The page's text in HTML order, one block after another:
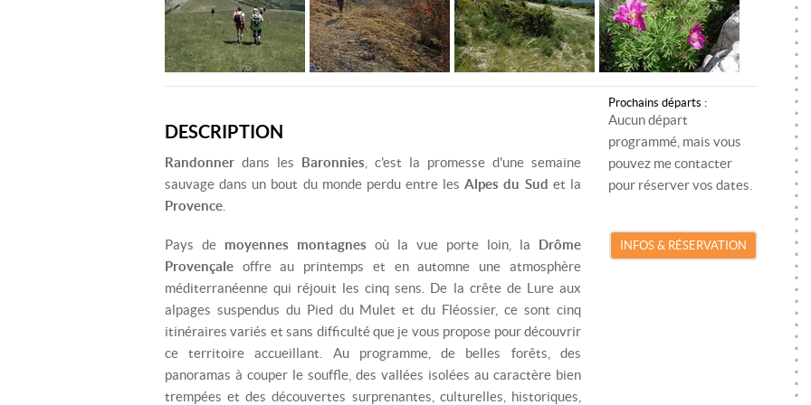
SKI DE RANDONNÉE
SNOWKITE
SPÉLÉOLOGIE
VTT
MONITEUR SKI/SNOWBOARD
MONITEUR SNOWKITE
MONITEUR SPÉLÉOLOGIE
VTT
DESCRIPTION
Randonner dans les Baronnies , c'est la promesse d'une semaine
sauvage dans un bout du monde perdu entre lesAlpes du Sud et la
Provence
Pays de moyennes montagnes où la vue porte loin, la
Drôme
Provençale offre au printemps et en automne une atmosphère
méditerranéenne qui réjouit les cinq sens. De la crête de Lure aux
alpages suspendus du Pied du Mulet et du Fléossier, ce sont cinq
itinéraires variés et sans difficulté que je vous propose pour découvrir
ce territoire accueillant. Au programme, de belles forêts, des
panoramas à couper le souffle, des vallées isolées au caractère bien
trempées et des découvertes surprenantes, culturelles, historiques,
Prochains départs :
Aucun départ
programmé, mais vous
pouvez me contacter
pour réserver vos dates.
INFOS & RÉSERVATION